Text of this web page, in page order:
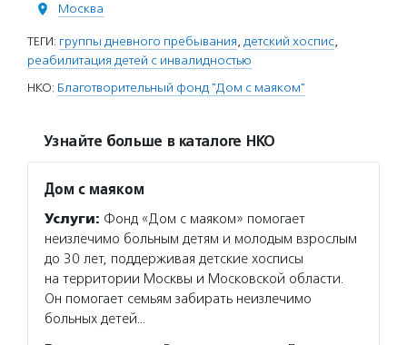
Москва
ТЕГИ: группы дневного пребывания, детский хоспис,
реабилитация детей с инвалидностью
НКО: Благотворительный фонд "Дом с маяком"
Узнайте больше в каталоге НКО
Дом с маяком
Услуги: Фонд «Дом с маяком» помогает
неизлечимо больным детям и молодым взрослым
до 30 лет, поддерживая детские хосписы
на территории Москвы и Московской области.
Он помогает семьям забирать неизлечимо
больных детей…